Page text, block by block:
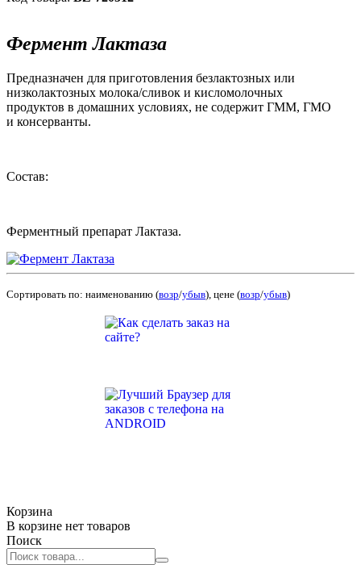
Фермент Лактаза
Предназначен для приготовления безлактозных или
низколактозных молока/сливок и кисломолочных
продуктов в домашних условиях, не содержит ГММ, ГМО
и консерванты.
Состав:
Ферментный препарат Лактаза.
Сортировать по: наименованию (возр/убыв), цене (возр/убыв)
Корзина
В корзине нет товаров
Поиск